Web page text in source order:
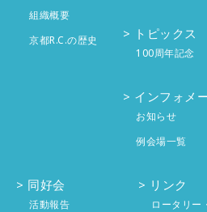
5月 4件
1月 4件
6月 4件
2月 4件
3月 投稿なし
組織概要
京都R.C.の歴史
トピックス
100周年記念
インフォメ
お知らせ
例会場一覧
同好会
活動報告
リンク
ロータリー